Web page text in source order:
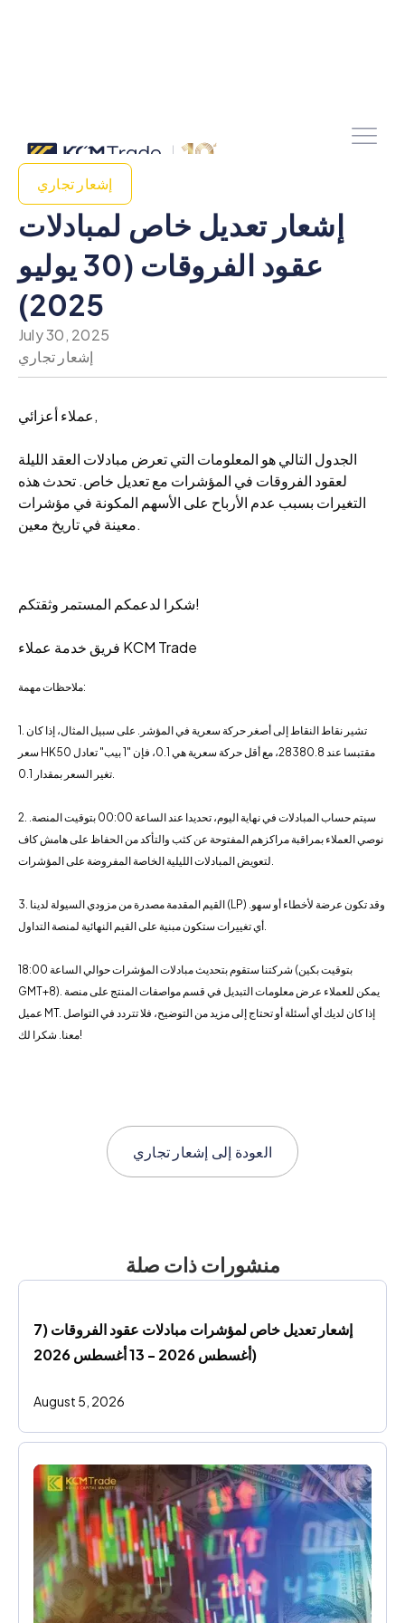
إشعار تجاري
إشعار تعديل خاص لمبادلات
عقود الفروقات (30 يوليو
2025)
July 30, 2025
إشعار تجاري
عملاء أعزائي,
الجدول التالي هو المعلومات التي تعرض مبادلات العقد الليلة
لعقود الفروقات في المؤشرات مع تعديل خاص. تحدث هذه
التغيرات بسبب عدم الأرباح على الأسهم المكونة في مؤشرات
معينة في تاريخ معين.
شكرا لدعمكم المستمر وثقتكم!
فريق خدمة عملاء KCM Trade
ملاحظات مهمة:
1. تشير نقاط النقاط إلى أصغر حركة سعرية في المؤشر. على سبيل المثال، إذا كان
سعر HK50 مقتبسا عند 28380.8، مع أقل حركة سعرية هي 0.1، فإن "1 بيب" تعادل
تغير السعر بمقدار 0.1.
2. سيتم حساب المبادلات في نهاية اليوم، تحديدا عند الساعة 00:00 بتوقيت المنصة.
نوصي العملاء بمراقبة مراكزهم المفتوحة عن كثب والتأكد من الحفاظ على هامش كاف
لتعويض المبادلات الليلية الخاصة المفروضة على المؤشرات.
3. القيم المقدمة مصدرة من مزودي السيولة لدينا (LP) وقد تكون عرضة لأخطاء أو سهو.
أي تغييرات ستكون مبنية على القيم النهائية لمنصة التداول.
شركتنا ستقوم بتحديث مبادلات المؤشرات حوالي الساعة 18:00 (بتوقيت بكين
GMT+8). يمكن للعملاء عرض معلومات التبديل في قسم مواصفات المنتج على منصة
عميل MT. إذا كان لديك أي أسئلة أو تحتاج إلى مزيد من التوضيح، فلا تتردد في التواصل
معنا. شكرا لك!
العودة إلى إشعار تجاري
منشورات ذات صلة
إشعار تعديل خاص لمؤشرات مبادلات عقود الفروقات (7
أغسطس 2026 - 13 أغسطس 2026)
August 5, 2026